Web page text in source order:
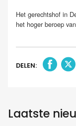
Het gerechtshof in
het hoger beroep
DELEN:
Laatste